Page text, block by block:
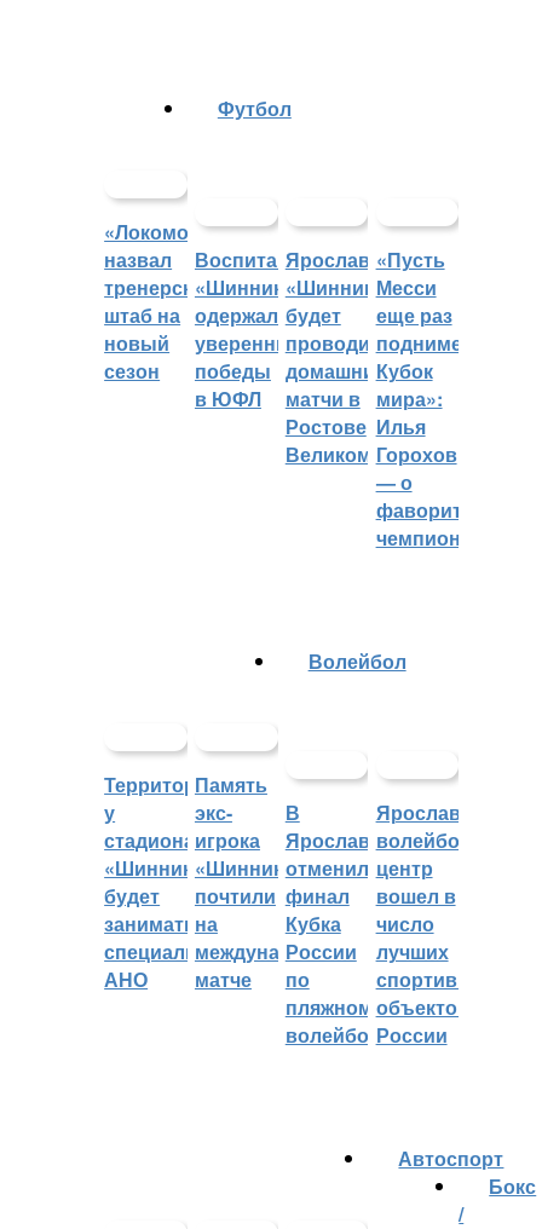
«Локомотив»
назвал
тренерский
штаб на
новый
сезон
Футбол
Воспитанники
«Шинника»
одержали
уверенные
победы
в ЮФЛ
Ярославский
«Шинник»
будет
проводить
домашние
матчи в
Ростове
Великом
«Пусть
Месси
еще раз
поднимет
Кубок
мира»:
Илья
Горохов
— о
фаворитах
чемпионата
Территорией
у
стадиона
«Шинник»
будет
заниматься
специальное
АНО
Память
экс-
игрока
«Шинника»
почтили
на
международном
матче
Волейбол
В
Ярославле
отменили
финал
Кубка
России
по
пляжному
волейболу
Ярославский
волейбольный
центр
вошел в
число
лучших
спортивных
объектов
России
Автоспорт
Бокс
/